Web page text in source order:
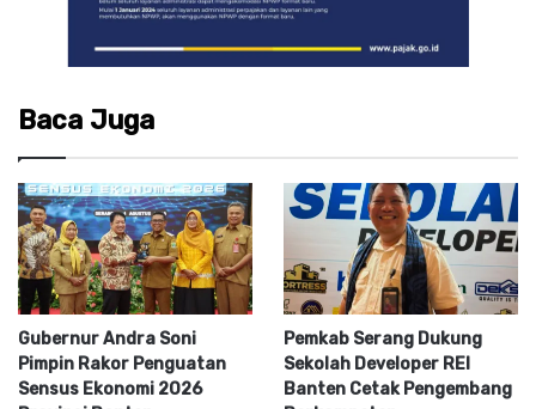
Baca Juga
Gubernur Andra Soni
Pimpin Rakor Penguatan
Sensus Ekonomi 2026
Pemkab Serang Dukung
Sekolah Developer REI
Banten Cetak Pengembang